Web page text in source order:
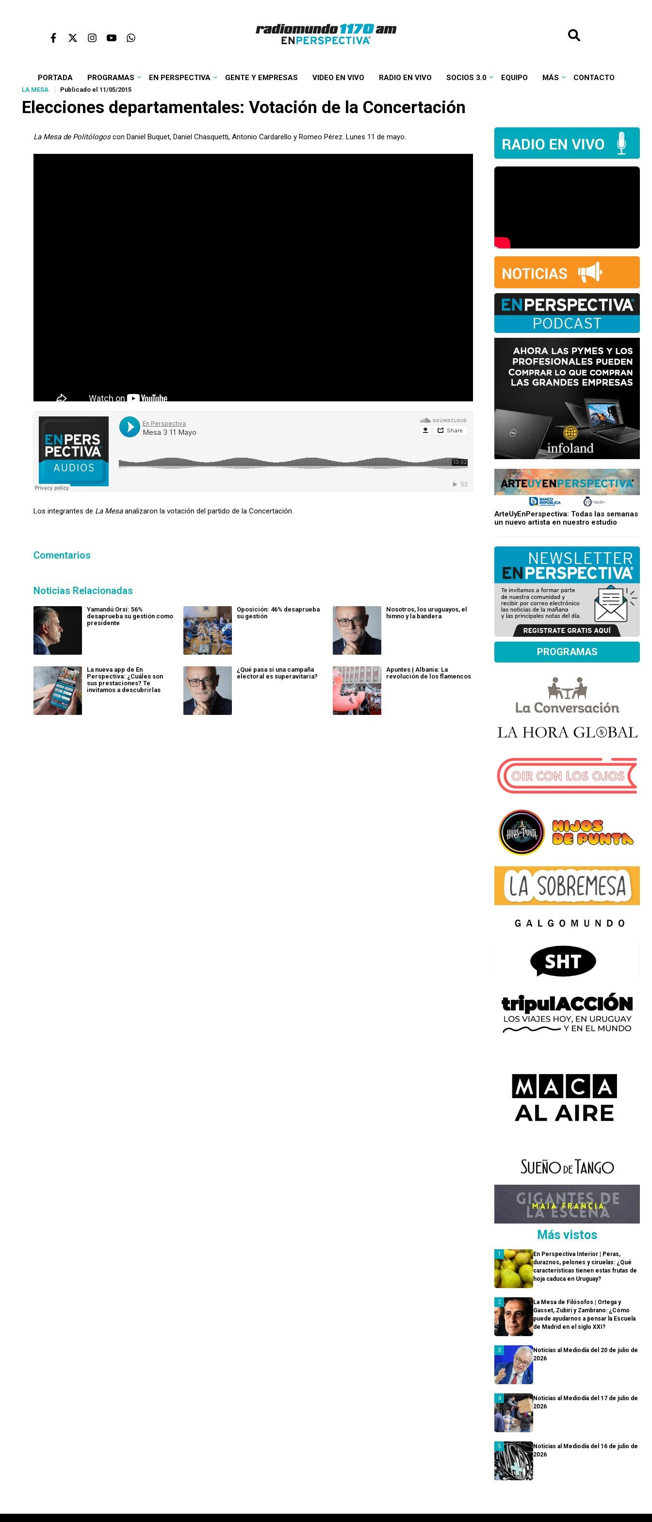
PORTADA PROGRAMAS EN PERSPECTIVA GENTE Y EMPRESAS VIDEO EN VIVO RADIO EN VIVO SOCIOS 3.0 EQUIPO MÁS CONTACTO
LA MESA Publicado el 11/05/2015
Elecciones departamentales: Votación de la Concertación
La Mesa de Politólogoscon Daniel Buquet, Daniel Chasquetti, Antonio Cardarello y Romeo Pérez. Lunes 11 de mayo.
Los integrantes de La Mesaanalizaron la votación del partido de la Concertación.
Comentarios
Noticias Relacionadas
Yamandú Orsi: 56%
desaprueba su gestión como
presidente
Oposición: 46% desaprueba
su gestión
Nosotros, los uruguayos, el
himno y la bandera
La nueva app de En
Perspectiva: ¿Cuáles son
sus prestaciones? Te
invitamos a descubrirlas
¿Qué pasa si una campaña
electoral es superavitaria?
Apuntes | Albania: La
revolución de los flamencos
ArteUyEnPerspectiva: Todas las semanas
un nuevo artista en nuestro estudio
PROGRAMAS
Más vistos
En Perspectiva Interior | Peras,
duraznos, pelones y ciruelas: ¿Qué
características tienen estas frutas de
hoja caduca en Uruguay?
La Mesa de Filósofos | Ortega y
Gasset, Zubiri y Zambrano: ¿Cómo
puede ayudarnos a pensar la Escuela
de Madrid en el siglo XXI?
Noticias al Mediodía del 20 de julio de
2026
Noticias al Mediodía del 17 de julio de
2026
Noticias al Mediodía del 16 de julio de
2026